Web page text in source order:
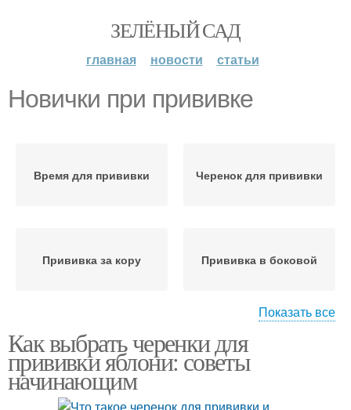
ЗЕЛЁНЫЙ САД
главная новости статьи
Новички при прививке
Время для прививки Черенок для прививки
Прививка за кору Прививка в боковой
Прививка в расщеп Весенняя прививка
Показать все
Как выбрать черенки для
прививки яблони: советы
начинающим